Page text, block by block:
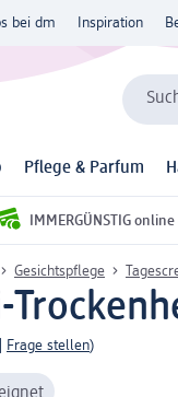
bei dm Inspiration
Pflege & Parfum
IMMERGÜNSTIG
Gesichtspflege
Frage stellen)